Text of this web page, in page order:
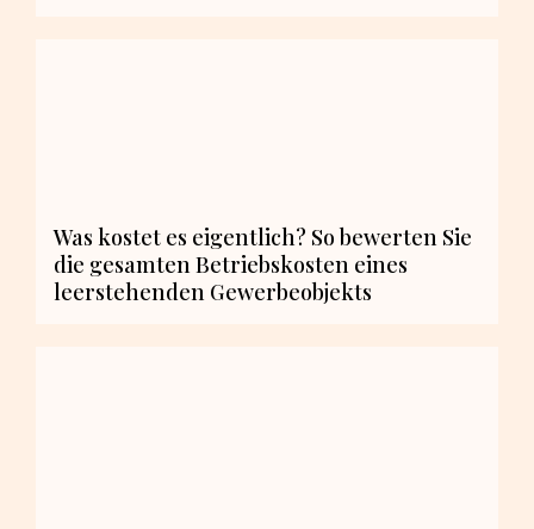
Was kostet es eigentlich? So bewerten Sie
die gesamten Betriebskosten eines
leerstehenden Gewerbeobjekts